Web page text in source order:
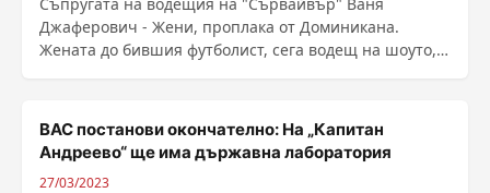
Джаферович - Жени, проплака от Доминикана.
Жената до бившия футболист, сега водещ на шоуто,
ВАС постанови окончателно: На „Капитан
Андреево“ ще има държавна лаборатория
27/03/2023